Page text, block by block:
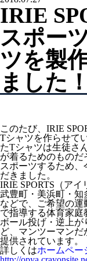
工具用社名シール『
工具用社名シール『
電動工具用社名シ
ガスメーター（マ
ー・連絡先シール
ホームページ制作
知多半島情報交換市
オリジナル印刷うち
ピンバッジ
プリントTシャツ
防染タオル
名入れタオル
ノベルティデザイン
動画制作
店主挨拶動画（
IRIE
スポー
ツを製
ました！
このたび、IRIE
Tシャツを作らせて
たTシャツは生徒さ
が着るためのものだ
スポーツするため
だきました。
IRIE SPORTS（ア
武豊町・美浜町・知
などで、ご希望の
で指導する体育家庭
ボール投げ・逆上
ど、マンツーマン
提供されています。
詳しくはホームペー